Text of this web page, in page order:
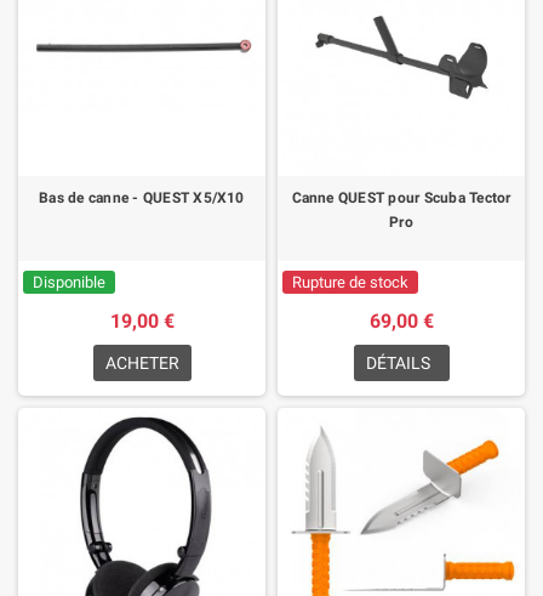
Bas de canne - QUEST X5/X10
Disponible
19,00 €
ACHETER
Canne QUEST pour Scuba Tector
Pro
Rupture de stock
69,00 €
DÉTAILS